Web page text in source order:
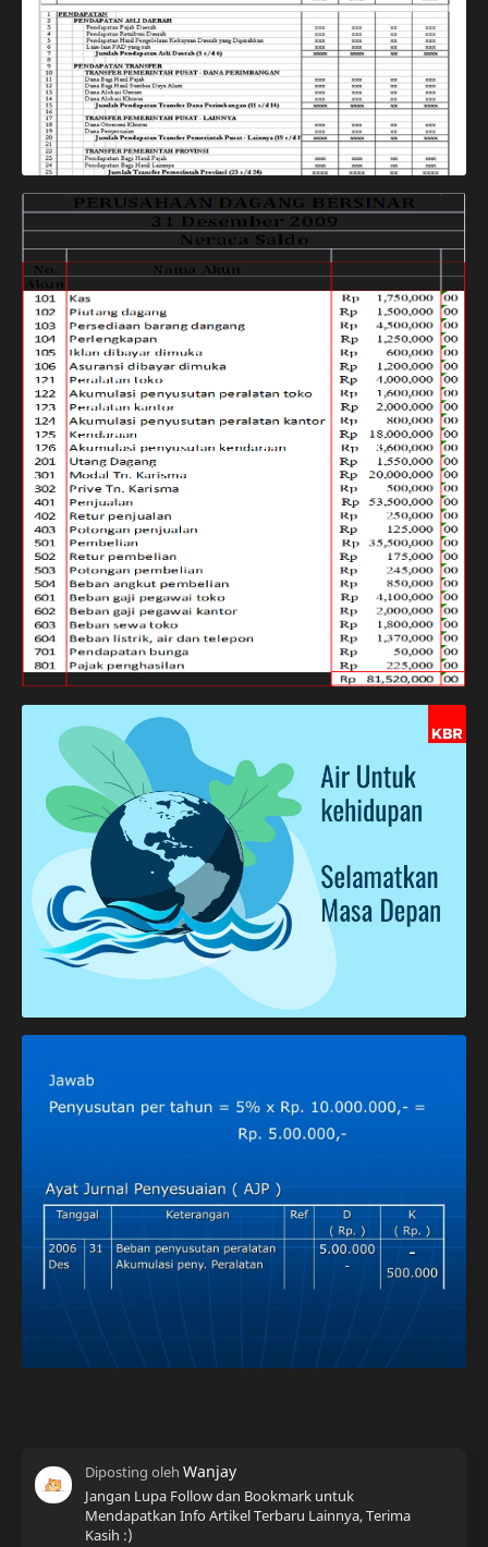
Jangan Lupa Follow dan Bookmark untuk
Mendapatkan Info Artikel Terbaru Lainnya, Terima
Kasih :)